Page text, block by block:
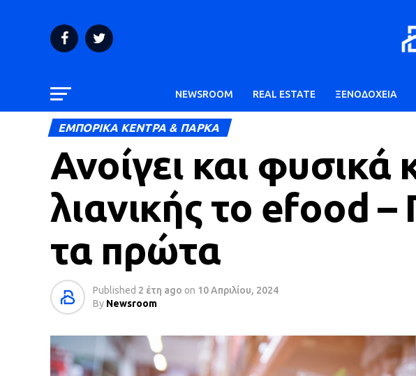
NEWSROOM REAL ESTATE ΞΕΝΟΔΟΧΕΙΑ
ΕΜΠΟΡΙΚΑ ΚΕΝΤΡΑ & ΠΑΡΚΑ
Ανοίγει και φυσικά
λιανικής το efood
τα πρώτα
Published 2 έτη ago on 10 Απριλίου, 2024
By Newsroom